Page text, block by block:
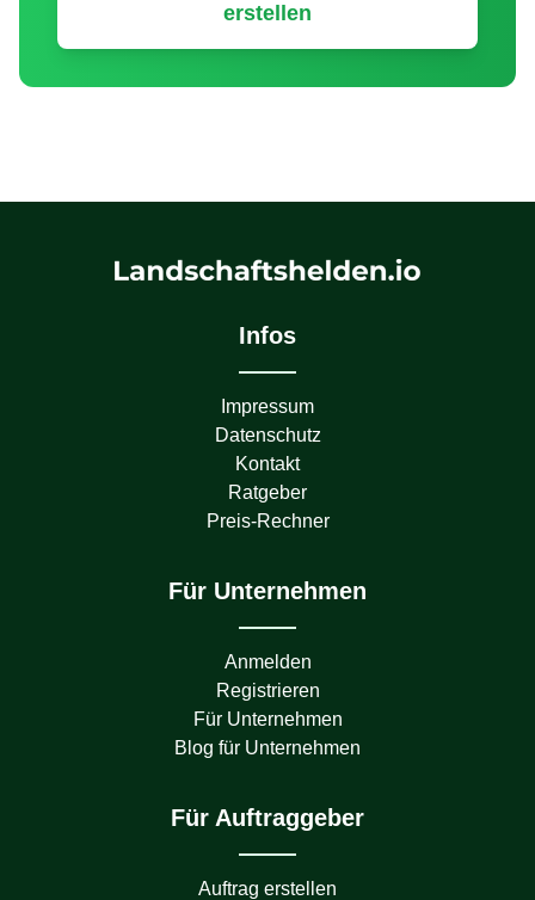
erstellen
Infos
Impressum
Datenschutz
Kontakt
Ratgeber
Preis-Rechner
Für Unternehmen
Anmelden
Registrieren
Für Unternehmen
Blog für Unternehmen
Für Auftraggeber
Auftrag erstellen